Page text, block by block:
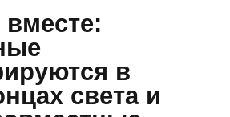
в
света и